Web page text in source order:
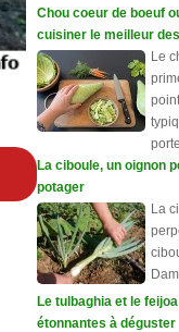
Chou coeur de boeuf
cuisiner le meilleur
Le
La ciboule, un oignon
potager
La
Le tulbaghia et le
étonnantes à déguster